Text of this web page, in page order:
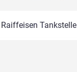
Raiffeisen Tankstelle